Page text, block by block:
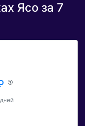
Ясо за 7